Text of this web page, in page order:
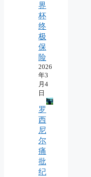
界
杯
终
极
保
险
2026
年3
月4
日
罗
西
尼
尔
痛
批
纪